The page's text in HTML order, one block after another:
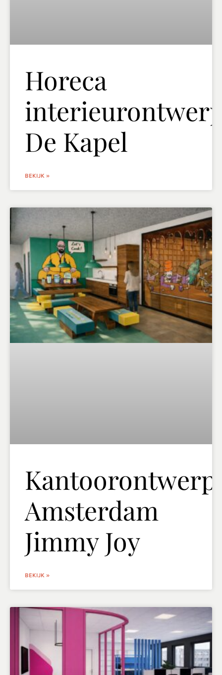
Horeca
De Kapel
BEKIJK »
Kantoorontwerp
Amsterdam
Jimmy Joy
BEKIJK »